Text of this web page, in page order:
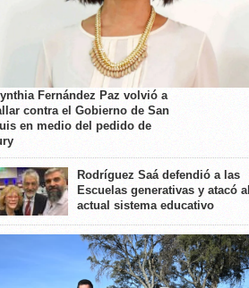
Fernández Paz volvió a
contra el Gobierno de San
en medio del pedido de
Rodríguez Saá defendió a las
Escuelas generativas y atacó al
actual sistema educativo